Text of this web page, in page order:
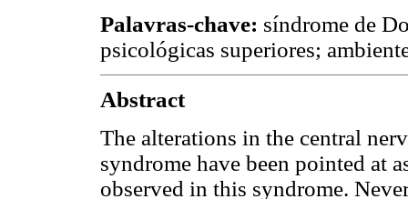
Palavras-chave: síndrome de
psicológicas superiores;
Abstract
The alterations in the central
syndrome have been pointed at
observed in this syndrome.